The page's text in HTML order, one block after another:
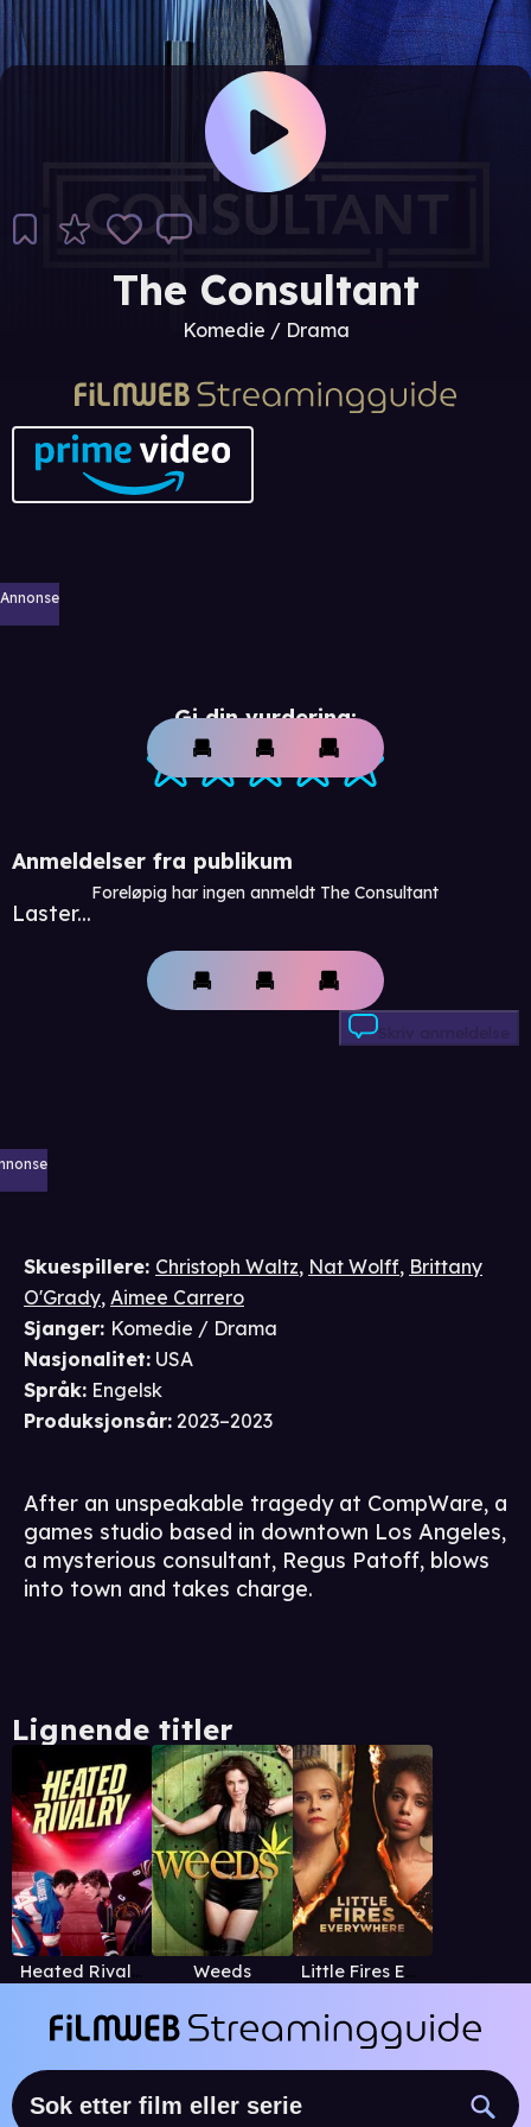
The Consultant
Komedie / Drama
Annonse
Gi din vurdering:
Anmeldelser fra publikum
Laster...
Foreløpig har ingen anmeldt The Consultant
Skriv anmeldelse
Skuespillere: Christoph Waltz, Nat Wolff, Brittany
O'Grady, Aimee Carrero
Sjanger: Komedie / Drama
Nasjonalitet: USA
Språk: Engelsk
Produksjonsår: 2023–2023
After an unspeakable tragedy at CompWare, a
games studio based in downtown Los Angeles,
a mysterious consultant, Regus Patoff, blows
into town and takes charge.
Lignende titler
Heated Rivalry Weeds Little Fires Everywhere